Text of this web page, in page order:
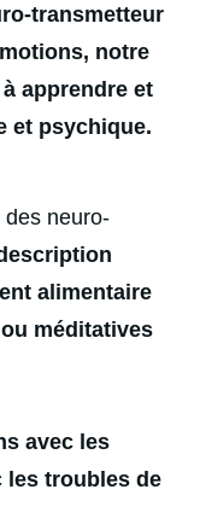
transmetteur
notre
apprendre et
et psychique.
des neuro-
alimentaire
méditatives
avec les
les troubles de